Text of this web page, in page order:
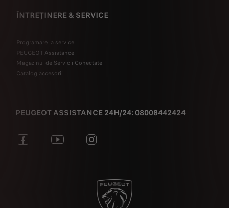
ÎNTREȚINERE & SERVICE
Programare la service
PEUGEOT Assistance
Magazinul de Servicii Conectate
Catalog accesorii
PEUGEOT ASSISTANCE 24H/24: 08008442424